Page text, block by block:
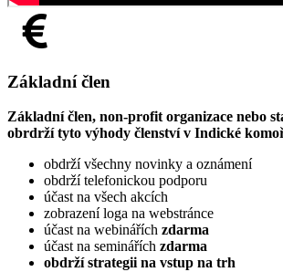
Základní člen
Základní člen, non-profit organizace nebo
obrdrží tyto výhody členství v Indické
obdrží všechny novinky a oznámení
obdrží telefonickou podporu
účast na všech akcích
zobrazení loga na webstránce
účast na webinářích zdarma
účast na seminářích zdarma
obdrží strategii na vstup na trh